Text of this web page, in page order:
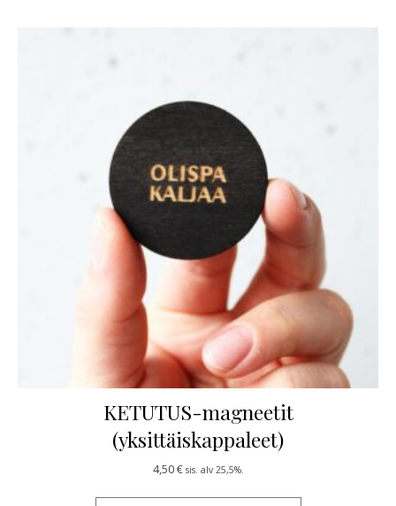
KETUTUS-magneetit
(yksittäiskappaleet)
4,50€ sis. alv 25,5%.
Tällä tuotteella